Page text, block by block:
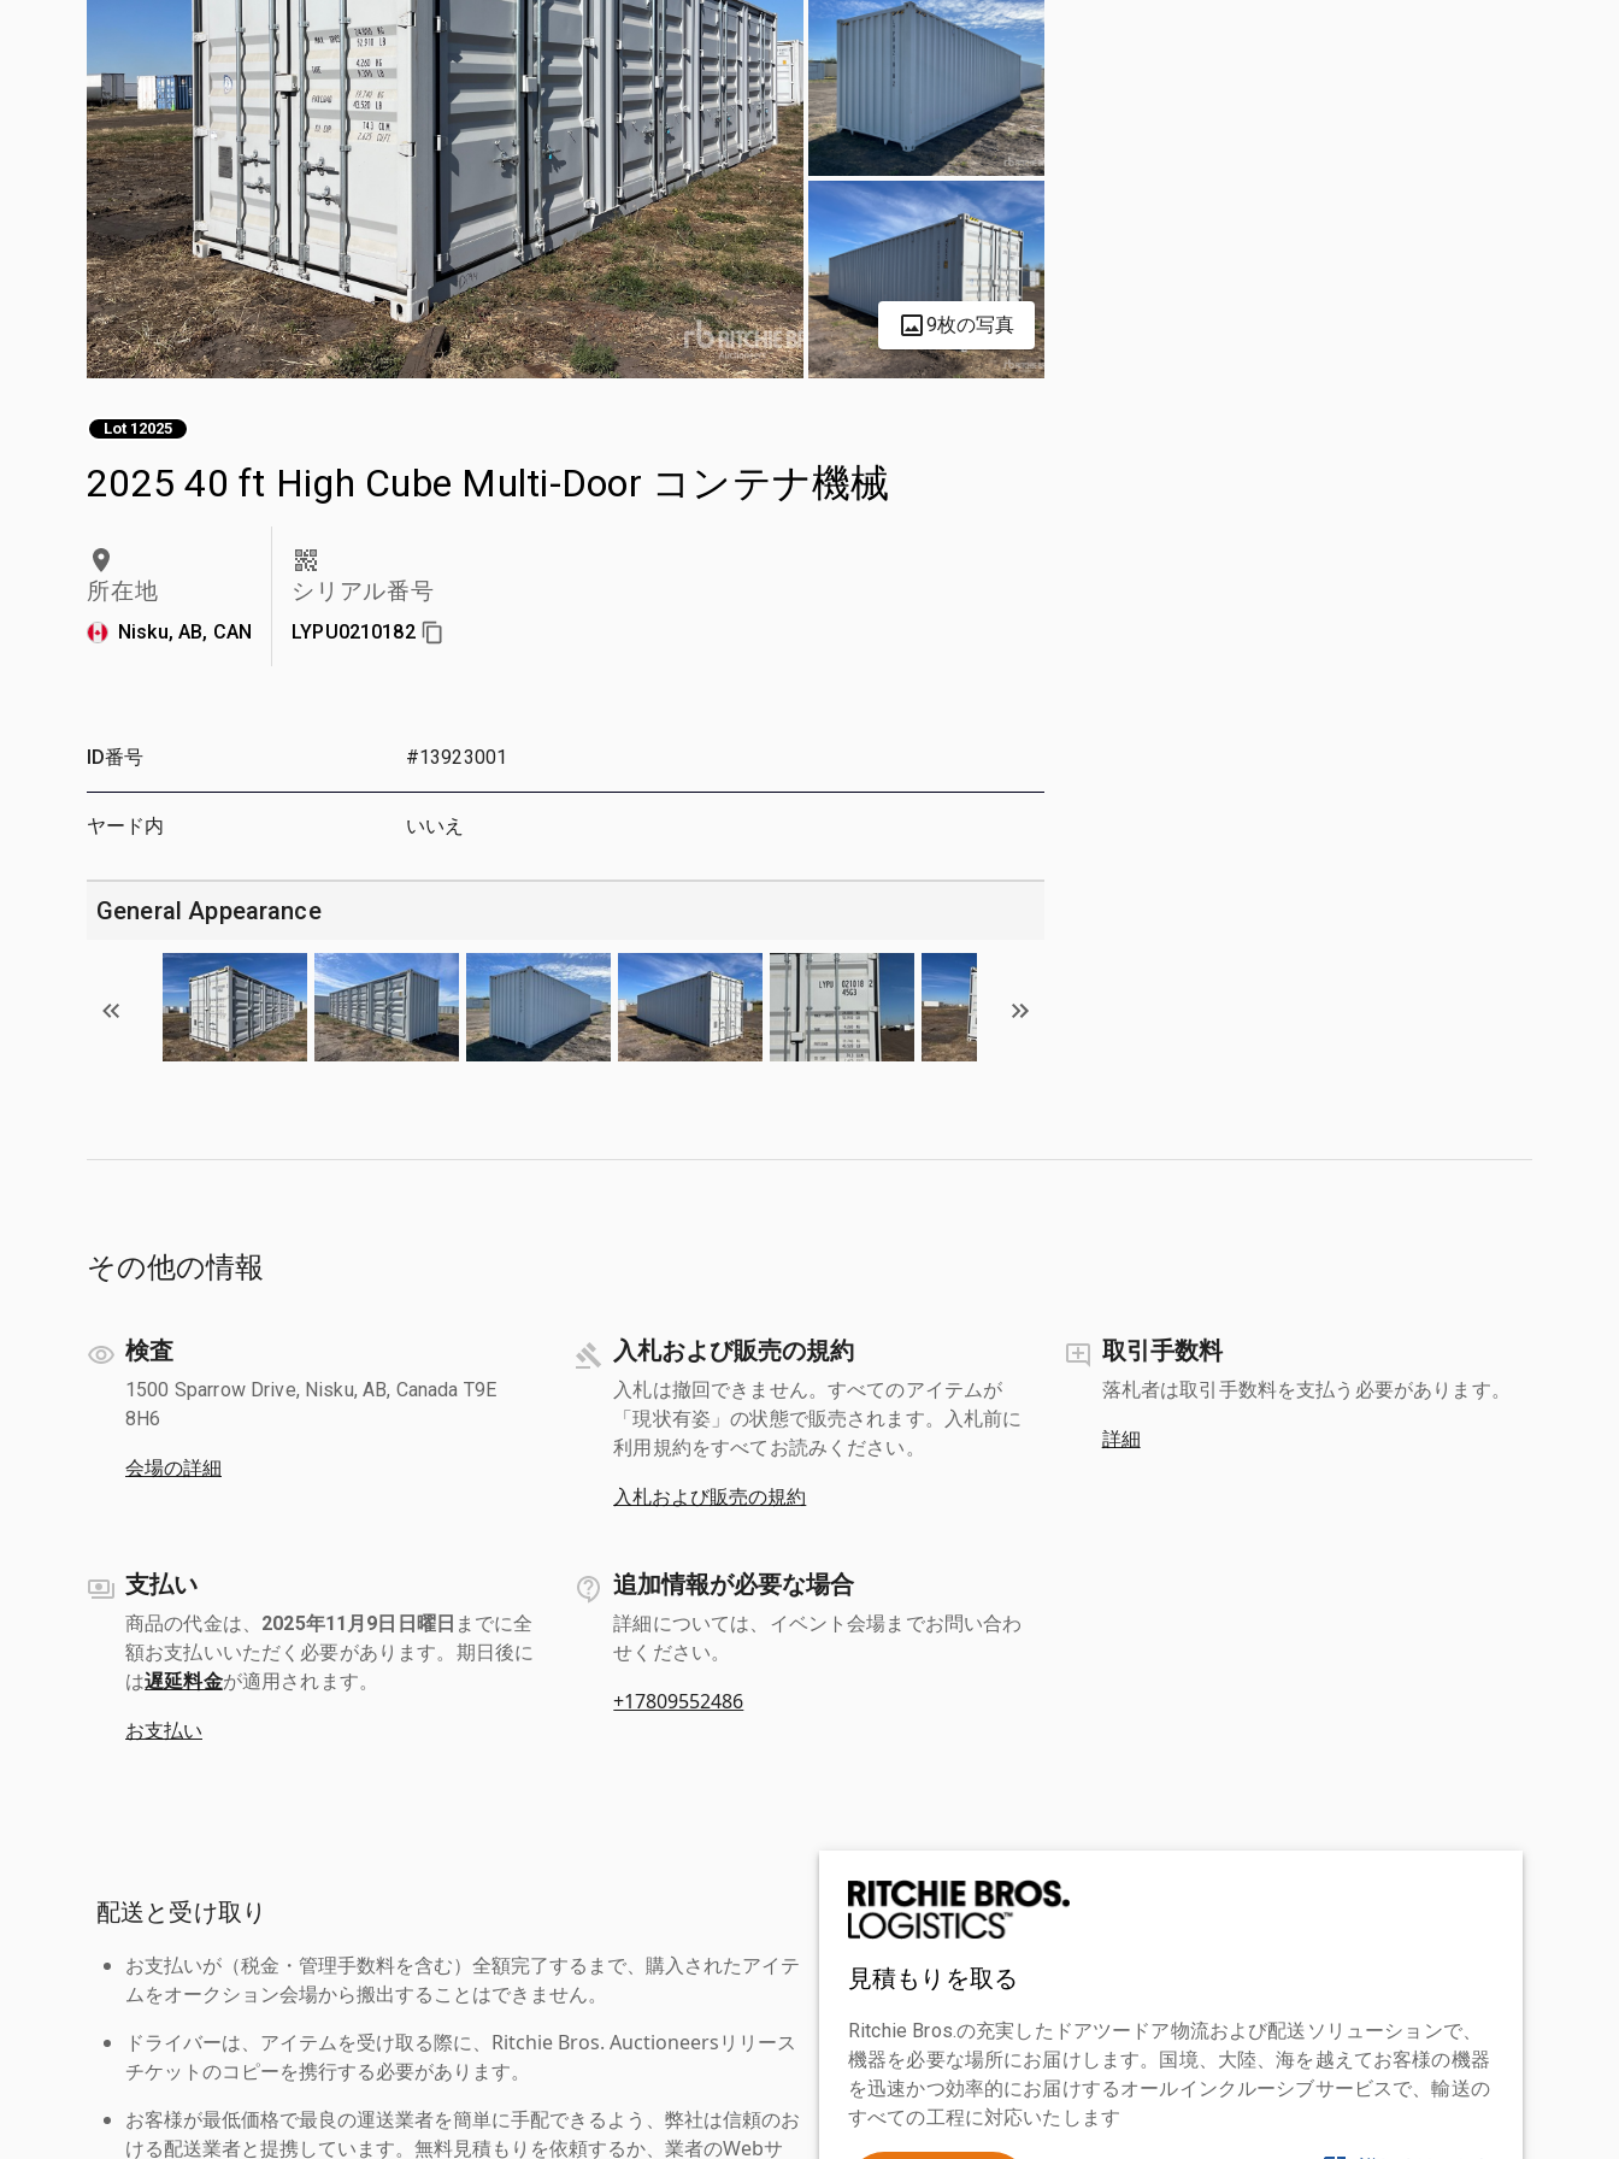
9枚の写真
Lot 12025
2025 40 ft High Cube Multi-Door コンテナ機械
所在地
Nisku, AB, CAN
シリアル番号
LYPU0210182
ID番号 #13923001
ヤード内 いいえ
General Appearance
その他の情報
検査
1500 Sparrow Drive, Nisku, AB, Canada T9E
8H6
会場の詳細
入札および販売の規約
入札は撤回できません。すべてのアイテムが
「現状有姿」の状態で販売されます。入札前に
利用規約をすべてお読みください。
入札および販売の規約
取引手数料
落札者は取引手数料を支払う必要があります。
詳細
支払い
商品の代金は、 2025年11月9日日曜日 までに全
額お支払いいただく必要があります。期日後に
は遅延料金が適用されます。
お支払い
追加情報が必要な場合
詳細については、イベント会場までお問い合わ
せください。
+17809552486
配送と受け取り
お支払いが（税金・管理手数料を含む）全額完了するまで、購入されたアイテ
ムをオークション会場から搬出することはできません。
ドライバーは、アイテムを受け取る際に、Ritchie Bros. Auctioneersリリース
チケットのコピーを携行する必要があります。
お客様が最低価格で最良の運送業者を簡単に手配できるよう、弊社は信頼のお
ける配送業者と提携しています。無料見積もりを依頼するか、業者のWebサ
見積もりを取る
Ritchie Bros.の充実したドアツードア物流および配送ソリューションで、
機器を必要な場所にお届けします。国境、大陸、海を越えてお客様の機器
を迅速かつ効率的にお届けするオールインクルーシブサービスで、輸送の
すべての工程に対応いたします